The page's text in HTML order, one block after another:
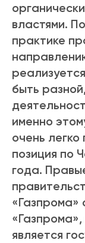
властями.
практике
быть
именно
очень
позиция по
года.
«Газпрома»
является